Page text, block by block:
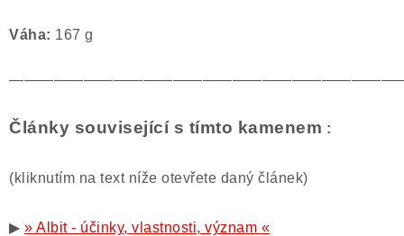
Váha: 167 g
Články související s tímto kamenem :
(kliknutím na text níže otevřete daný článek)
▶ » Albit - účinky, vlastnosti, význam «